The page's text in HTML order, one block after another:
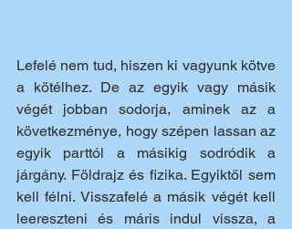
Lefelé nem tud, hiszen ki vagyunk kötve
a kötélhez. De az egyik vagy másik
végét jobban sodorja, aminek az a
következménye, hogy szépen lassan az
egyik parttól a másikig sodródik a
járgány. Földrajz és fizika. Egyiktől sem
kell félni. Visszafelé a másik végét kell
leereszteni és máris indul vissza, a